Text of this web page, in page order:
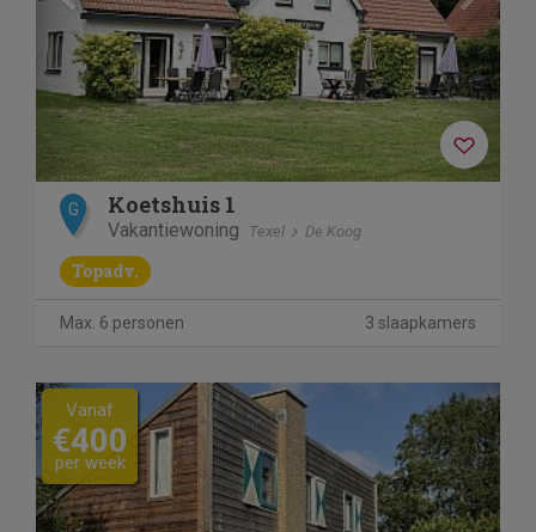
G Koetshuis 1
Vakantiewoning Texel De Koog
Topadv.
Max. 6 personen 3 slaapkamers
Previous Next
Vanaf
€400
per week